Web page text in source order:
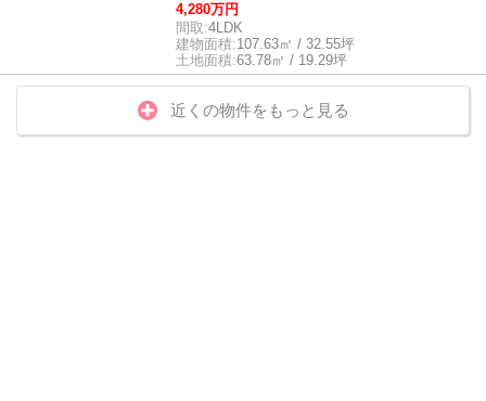
4,280万円
間取:4LDK
建物面積:107.63㎡ / 32.55坪
土地面積:63.78㎡ / 19.29坪
近くの物件をもっと見る